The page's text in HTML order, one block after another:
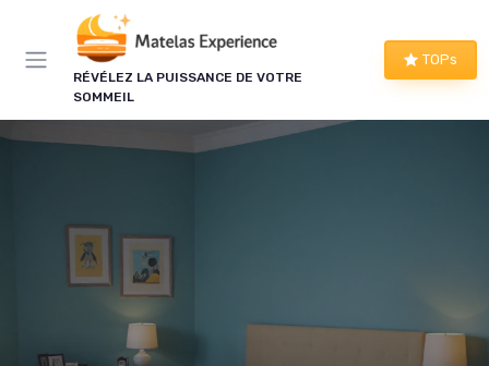
RÉVÉLEZ LA PUISSANCE DE VOTRE
SOMMEIL
TOPs
×
LE CLUB MATELAS EXPERIENCE
Mieux dormir, ça commence
que nous avons vérifiés, nos tests en avant-
première et les conseils qui ne tiennent pas dans
Bons plans vérifiés
Panneau de gestion des cookies